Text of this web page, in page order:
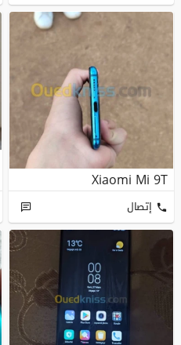
Xiaomi Mi 9T
إتصال